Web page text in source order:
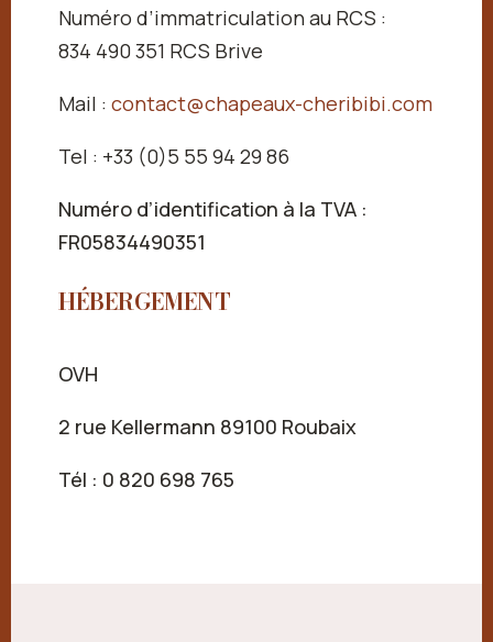
Numéro d’immatriculation au RCS :
834 490 351 RCS Brive
Mail : contact@chapeaux-cheribibi.com
Tel : +33 (0)5 55 94 29 86
Numéro d’identification à la TVA :
FR05834490351
HÉBERGEMENT
OVH
2 rue Kellermann 89100 Roubaix
Tél : 0 820 698 765